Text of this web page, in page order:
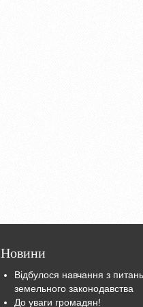
Новини
Відбулося навчання з питань
земельного законодавства
До уваги громадян!